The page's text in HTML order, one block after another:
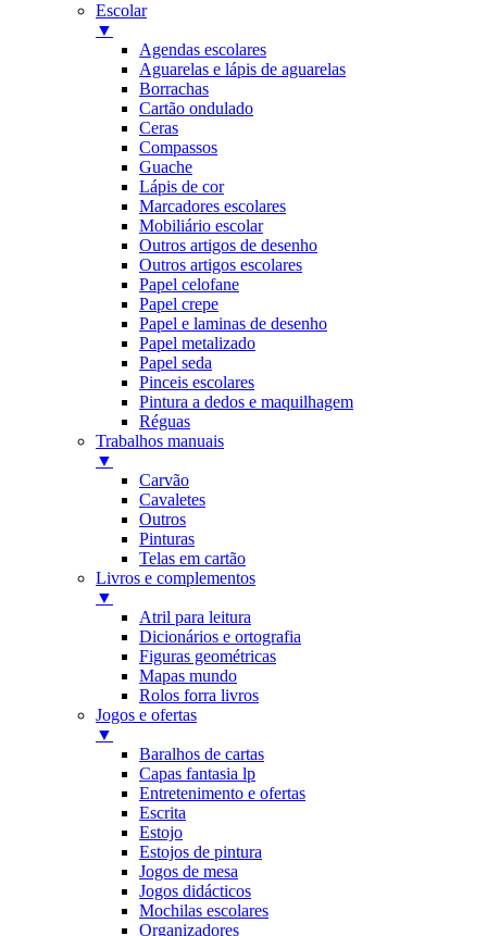
Escolar
▼
Agendas escolares
Aguarelas e lápis de aguarelas
Borrachas
Cartão ondulado
Ceras
Compassos
Guache
Lápis de cor
Marcadores escolares
Mobiliário escolar
Outros artigos de desenho
Outros artigos escolares
Papel celofane
Papel crepe
Papel e laminas de desenho
Papel metalizado
Papel seda
Pinceis escolares
Pintura a dedos e maquilhagem
Réguas
Trabalhos manuais
▼
Carvão
Cavaletes
Outros
Pinturas
Telas em cartão
Livros e complementos
▼
Atril para leitura
Dicionários e ortografia
Figuras geométricas
Mapas mundo
Rolos forra livros
Jogos e ofertas
▼
Baralhos de cartas
Capas fantasia lp
Entretenimento e ofertas
Escrita
Estojo
Estojos de pintura
Jogos de mesa
Jogos didácticos
Mochilas escolares
Organizadores